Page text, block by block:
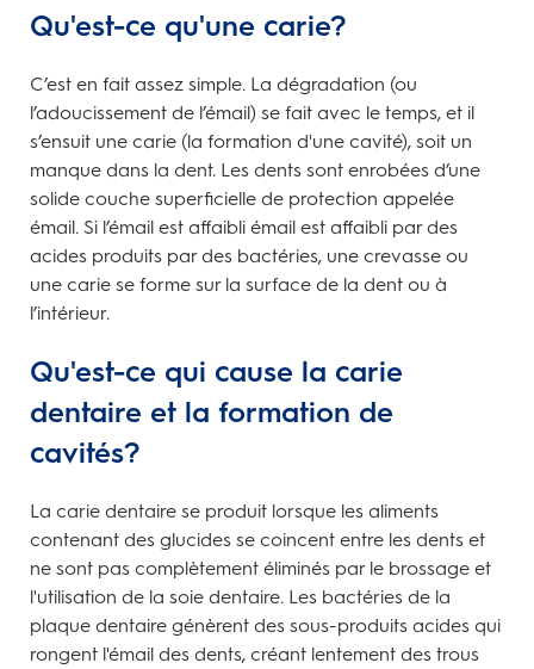
Qu'est-ce qu'une carie?
C’est en fait assez simple. La dégradation (ou
l’adoucissement de l’émail) se fait avec le temps, et il
s’ensuit une carie (la formation d'une cavité), soit un
manque dans la dent. Les dents sont enrobées d’une
solide couche superficielle de protection appelée
émail. Si l’émail est affaibli émail est affaibli par des
acides produits par des bactéries, une crevasse ou
une carie se forme sur la surface de la dent ou à
l’intérieur.
Qu'est-ce qui cause la carie
dentaire et la formation de
cavités?
La carie dentaire se produit lorsque les aliments
contenant des glucides se coincent entre les dents et
ne sont pas complètement éliminés par le brossage et
l'utilisation de la soie dentaire. Les bactéries de la
plaque dentaire génèrent des sous-produits acides qui
rongent l'émail des dents, créant lentement des trous